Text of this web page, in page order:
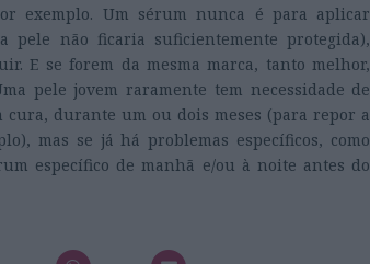
exemplo. Um sérum nunca é para aplicar
pele não ficaria suficientemente protegida),
E se forem da mesma marca, tanto melhor,
pele jovem raramente tem necessidade de
durante um ou dois meses (para repor a
mas se já há problemas específicos, como
específico de manhã e/ou à noite antes do